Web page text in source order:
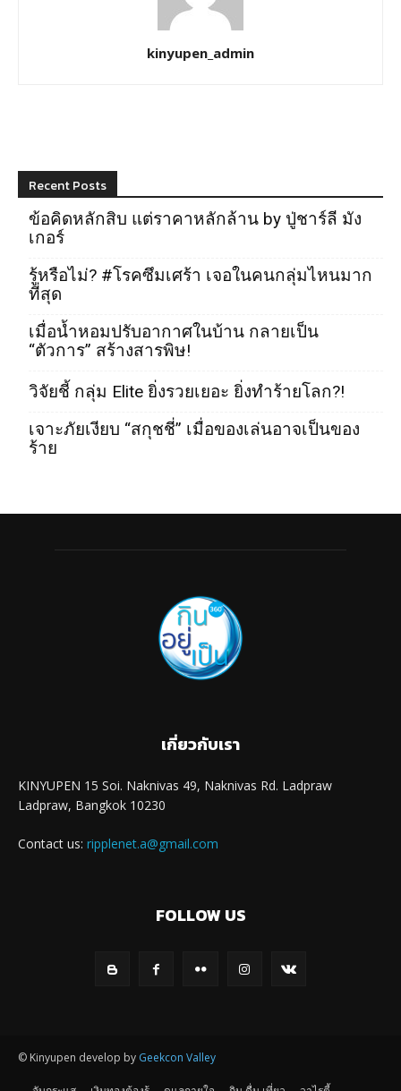
kinyupen_admin
Recent Posts
ข้อคิดหลักสิบ แต่ราคาหลักล้าน by ปู่ชาร์ลี มัง
เกอร์
รู้หรือไม่? #โรคซึมเศร้า เจอในคนกลุ่มไหนมาก
ที่สุด
เมื่อน้ำหอมปรับอากาศในบ้าน กลายเป็น
“ตัวการ” สร้างสารพิษ!
วิจัยชี้ กลุ่ม Elite ยิ่งรวยเยอะ ยิ่งทำร้ายโลก?!
เจาะภัยเงียบ “สกุชชี่” เมื่อของเล่นอาจเป็นของ
ร้าย
เกี่ยวกับเรา
KINYUPEN 15 Soi. Naknivas 49, Naknivas Rd. Ladpraw
Ladpraw, Bangkok 10230
Contact us: ripplenet.a@gmail.com
FOLLOW US
© Kinyupen develop by Geekcon Valley